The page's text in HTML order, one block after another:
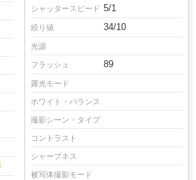
シャッタースピード 5/1
絞り値 34/10
光源
フラッシュ 89
露光モード
ホワイト・バランス
撮影シーン・タイプ
コントラスト
シャープネス
被写体撮影モード